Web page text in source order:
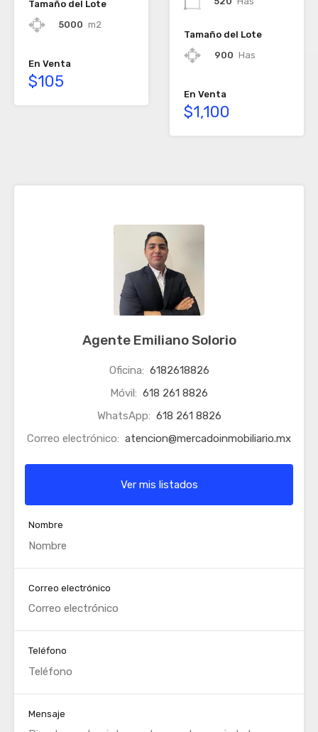
Tamaño del Lote
5000 m2
En Venta
$105
Tamaño del Lote
900 Has
En Venta
$1,100
Agente Emiliano Solorio
Oficina: 6182618826
Móvil: 618 261 8826
WhatsApp: 618 261 8826
Correo electrónico: atencion@mercadoinmobiliario.mx
Ver mis listados
Nombre
Correo electrónico
Teléfono
Mensaje